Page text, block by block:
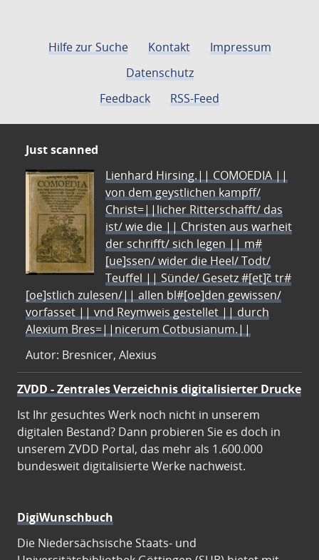
Hilfe zur Suche Kontakt
Impressum
Datenschutz
Feedback
RSS-Feed
Just scanned
Lienhard Hirsing.|| COMOEDIA ||
von dem geystlichen kampff/
Christ=||licher Ritterschafft/ das
ist/ wie die || Christen aus warheit
der schrifft/ sich legen || m#
[ue]ssen/ wider die Heel/ Todt/
Teuffel || Sünde/ Gesetz #[et]c̃ tr#
[oe]stlich zulesen/|| allen bl#[oe]den gewissen/
vorfasset || vnd Reymweis gestellet || durch
Alexium Bres=||nicerum Cotbusianum.||
Autor: Bresnicer, Alexius
ZVDD - Zentrales Verzeichnis digitalisierter Drucke
Ist Ihr gesuchtes Werk noch nicht in unserem
digitalen Bestand? Dann probieren Sie es doch in
unserem ZVDD Portal, das mehr als 1.600.000
bundesweit digitalisierte Werke nachweist.
DigiWunschbuch
Die Niedersächsische Staats- und